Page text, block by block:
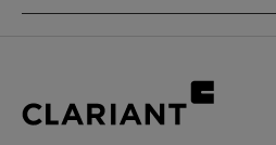
Inhibits the formation
Improves skin's
days
Active Ingredients